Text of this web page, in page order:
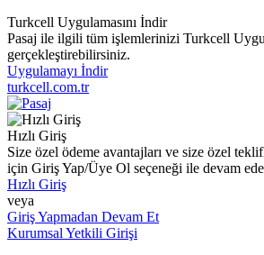
Turkcell Uygulamasını İndir
Pasaj ile ilgili tüm işlemlerinizi Turkcell
gerçekleştirebilirsiniz.
Uygulamayı İndir
turkcell.com.tr
Hızlı Giriş
Size özel ödeme avantajları ve size özel
için Giriş Yap/Üye Ol seçeneği ile devam
Hızlı Giriş
veya
Giriş Yapmadan Devam Et
Kurumsal Yetkili Girişi